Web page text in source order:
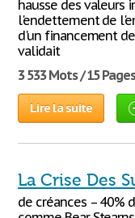
hausse des valeurs
l'endettement de
d'un financement
validait
3 533 Mots / 15
Lire la suite
La Crise Des
de créances – 40%